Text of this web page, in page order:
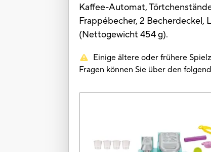
Kaffee-Automat,
Frappébecher, 2 Becherdeckel,
(Nettogewicht 454 g).
Einige ältere oder frühere
Fragen können Sie über den